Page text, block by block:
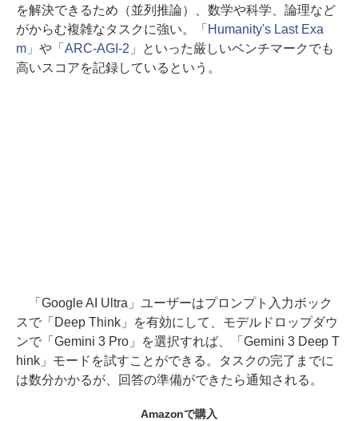
を解決できるため（並列推論）、数学や科学、論理など
がからむ複雑なタスクに強い。
「Humanity's Last Exa
m」 や「ARC-AGI-2」
といった厳しいベンチマークでも
高いスコアを記録しているという。
「Google AI Ultra」ユーザーはプロンプト入力ボック
スで「Deep Think」を有効にして、モデルドロップダウ
ンで「Gemini 3 Pro」を選択すれば、「Gemini 3 Deep T
hink」モードを試すことができる。タスクの完了までに
は数分かかるが、回答の準備ができたら通知される。
Amazonで購入